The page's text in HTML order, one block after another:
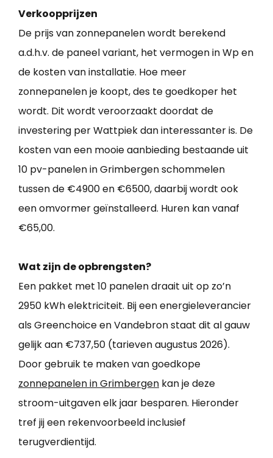
Verkoopprijzen
De prijs van zonnepanelen wordt berekend
a.d.h.v. de paneel variant, het vermogen in Wp en
de kosten van installatie. Hoe meer
zonnepanelen je koopt, des te goedkoper het
wordt. Dit wordt veroorzaakt doordat de
investering per Wattpiek dan interessanter is. De
kosten van een mooie aanbieding bestaande uit
10 pv-panelen in Grimbergen schommelen
tussen de €4900 en €6500, daarbij wordt ook
een omvormer geïnstalleerd. Huren kan vanaf
€65,00.
Wat zijn de opbrengsten?
Een pakket met 10 panelen draait uit op zo’n
2950 kWh elektriciteit. Bij een energieleverancier
als Greenchoice en Vandebron staat dit al gauw
gelijk aan €737,50 (tarieven augustus 2026).
Door gebruik te maken van goedkope
zonnepanelen in Grimbergen kan je deze
stroom-uitgaven elk jaar besparen. Hieronder
tref jij een rekenvoorbeeld inclusief
terugverdientijd.